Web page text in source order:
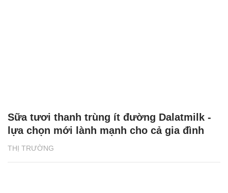
THỊ TRƯỜNG
Sữa tươi thanh trùng ít đường Dalatmilk -
lựa chọn mới lành mạnh cho cả gia đình